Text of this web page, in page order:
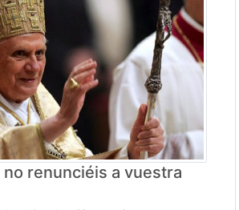
renunciéis a vuestra